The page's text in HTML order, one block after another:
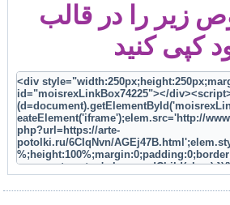
زیر را در قالب
کپی کنید